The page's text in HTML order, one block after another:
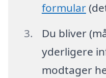
formular
Du bliver
yderligere
modtager